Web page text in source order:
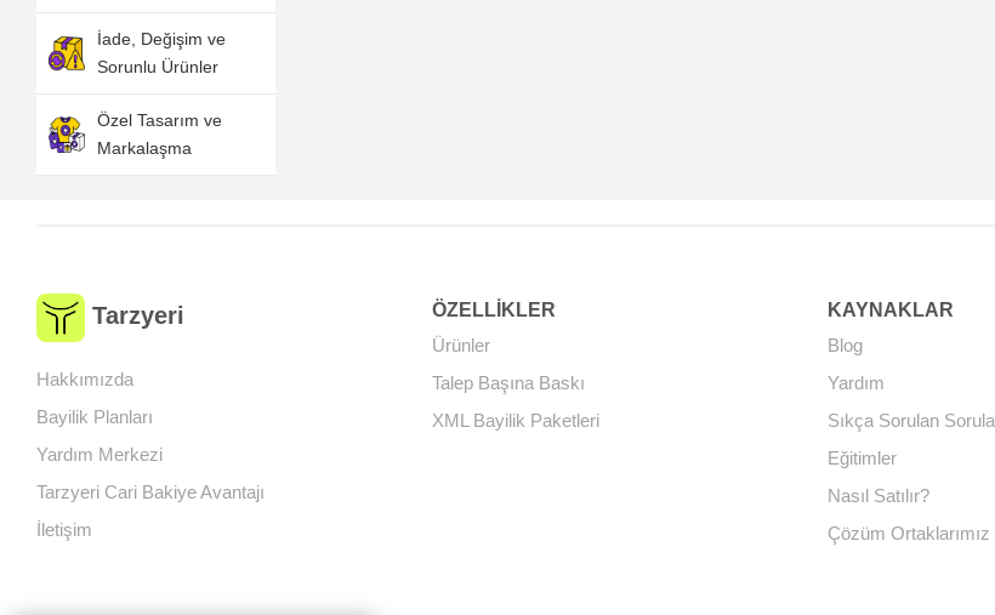
İade, Değişim ve
Sorunlu Ürünler
Özel Tasarım ve
Markalaşma
Tarzyeri
Hakkımızda
Bayilik Planları
Yardım Merkezi
Tarzyeri Cari Bakiye Avantajı
İletişim
ÖZELLİKLER
Ürünler
Talep Başına Baskı
XML Bayilik Paketleri
KAYNAKLAR
Blog
Yardım
Sıkça Sorulan
Eğitimler
Nasıl Satılır?
Çözüm Ortaklarımız